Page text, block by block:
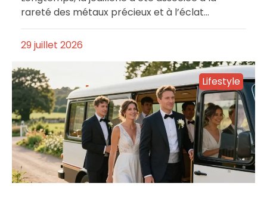
rareté des métaux précieux et à l’éclat…
29 juillet 2026
Lifestyle